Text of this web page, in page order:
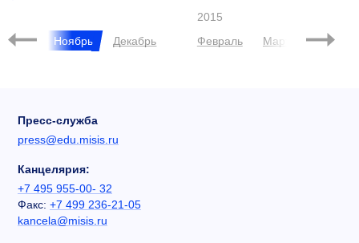
Ноябрь Декабрь
2015
Февраль
Март Июнь
Пресс-служба
press@edu.misis.ru
Канцелярия:
+7 495 955-00- 32
Факс: +7 499 236-21-05
kancela@misis.ru